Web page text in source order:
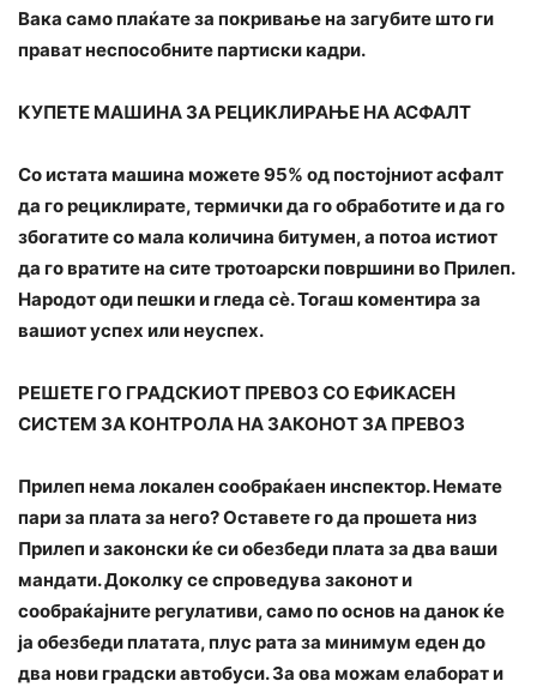
Вака само плаќате за покривање на загубите што ги
прават неспособните партиски кадри.
КУПЕТЕ МАШИНА ЗА РЕЦИКЛИРАЊЕ НА АСФАЛТ
Со истата машина можете 95% од постојниот асфалт
да го рециклирате, термички да го обработите и да го
збогатите со мала количина битумен, а потоа истиот
да го вратите на сите тротоарски површини во Прилеп.
Народот оди пешки и гледа сè. Тогаш коментира за
вашиот успех или неуспех.
РЕШЕТЕ ГО ГРАДСКИОТ ПРЕВОЗ СО ЕФИКАСЕН
СИСТЕМ ЗА КОНТРОЛА НА ЗАКОНОТ ЗА ПРЕВОЗ
Прилеп нема локален сообраќаен инспектор. Немате
пари за плата за него? Оставете го да прошета низ
Прилеп и законски ќе си обезбеди плата за два ваши
мандати. Доколку се спроведува законот и
сообраќајните регулативи, само по основ на данок ќе
ја обезбеди платата, плус рата за минимум еден до
два нови градски автобуси. За ова можам елаборат и